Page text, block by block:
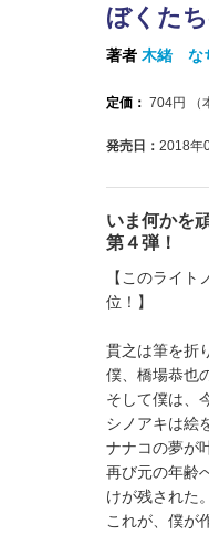
ぼくた
著者 木緒 な
定価： 704円 （
発売日： 2018年
いま何かを
第４弾！
【このライ
位！】
貫之は筆を折
僕、橋場恭也
そして僕は、
シノアキは絵
ナナコの夢が
再び元の年齢
けが残された。
これが、僕が